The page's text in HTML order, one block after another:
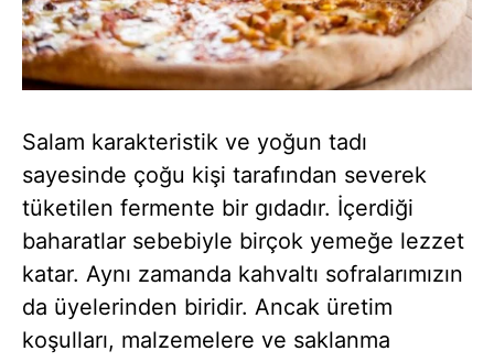
Salam karakteristik ve yoğun tadı
sayesinde çoğu kişi tarafından severek
tüketilen fermente bir gıdadır. İçerdiği
baharatlar sebebiyle birçok yemeğe lezzet
katar. Aynı zamanda kahvaltı sofralarımızın
da üyelerinden biridir. Ancak üretim
koşulları, malzemelere ve saklanma